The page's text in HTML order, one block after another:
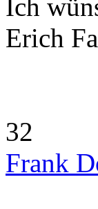
Ich
Erich
32
Frank